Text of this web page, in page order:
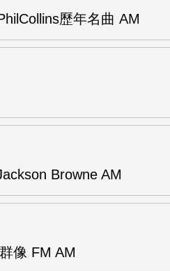
歷年名曲 AM
Browne AM
像 FM AM